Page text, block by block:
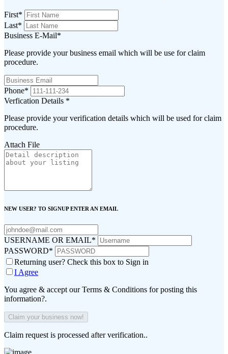
First*
Last*
Business E-Mail*
Please provide your business email which will be use for claim
procedure.
Phone*
Verfication Details *
Please provide your verification details which will be used for claim
procedure.
Attach File
NEW USER? TO SIGNUP ENTER AN EMAIL
USERNAME OR EMAIL*
PASSWORD*
Returning user? Check this box to Sign in
I Agree
You agree & accept our Terms & Conditions for posting this
information?.
Claim request is processed after verification..